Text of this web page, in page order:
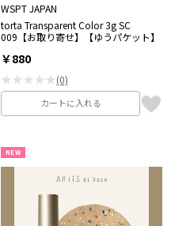
WSPT JAPAN
torta Transparent Color 3g SC
009【お取り寄せ】【ゆうパケット】
￥880
★★★★★(0)
カートに入れる
NEW